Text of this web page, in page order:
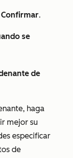
Confirmar.
se
de
haga
mejor su
especificar
de